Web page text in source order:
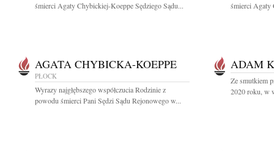
śmierci Agaty Chybickiej-Koeppe Sędziego Sądu...
śmierci Agaty
AGATA CHYBICKA-KOEPPE
PŁOCK
Wyrazy najgłębszego współczucia Rodzinie z
powodu śmierci Pani Sędzi Sądu Rejonowego w...
ADAM
Ze smutkiem
2020 roku, w